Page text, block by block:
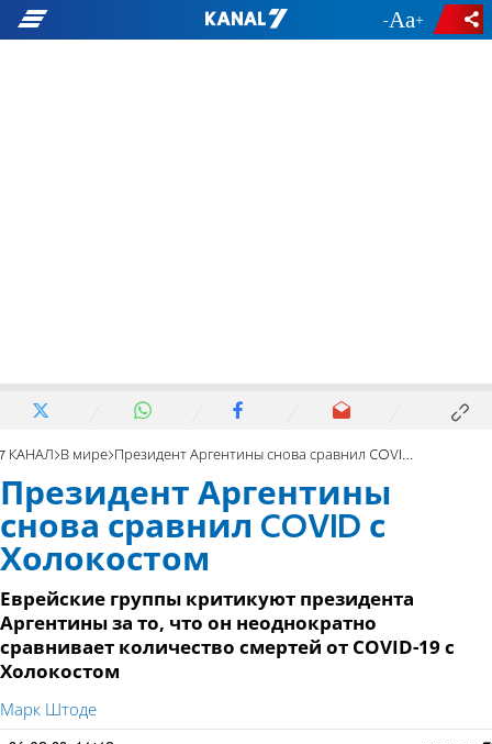
- +
7 КАНАЛ В мире Президент Аргентины снова сравнил COVID с Холокостом
Президент Аргентины
снова сравнил COVID с
Холокостом
Еврейские группы критикуют президента
Аргентины за то, что он неоднократно
сравнивает количество смертей от COVID-19 с
Холокостом
Марк Штоде